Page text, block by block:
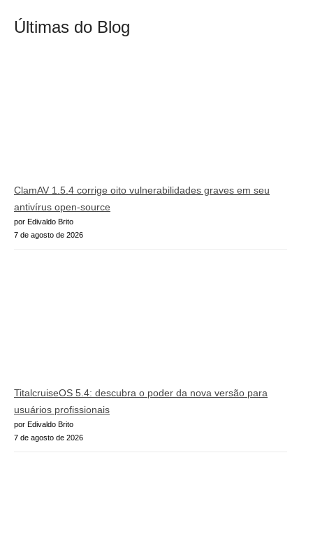
Últimas do Blog
ClamAV 1.5.4 corrige oito vulnerabilidades graves em seu
antivírus open-source
por Edivaldo Brito
7 de agosto de 2026
TitalcruiseOS 5.4: descubra o poder da nova versão para
usuários profissionais
por Edivaldo Brito
7 de agosto de 2026